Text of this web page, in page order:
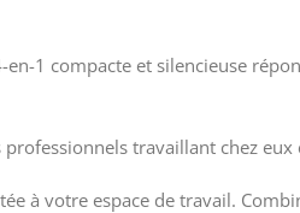
1 compacte et silencieuse
travaillant chez eux
à votre espace de travail.